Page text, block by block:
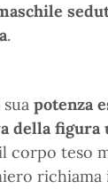
.
potenza
della figura
corpo teso